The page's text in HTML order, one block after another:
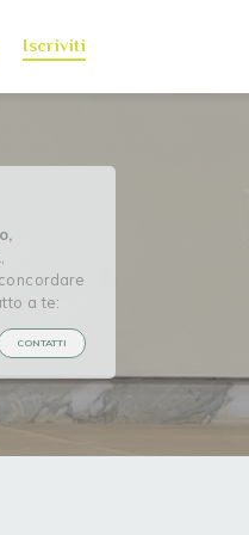
Iscriviti
a te:
CONTATTI